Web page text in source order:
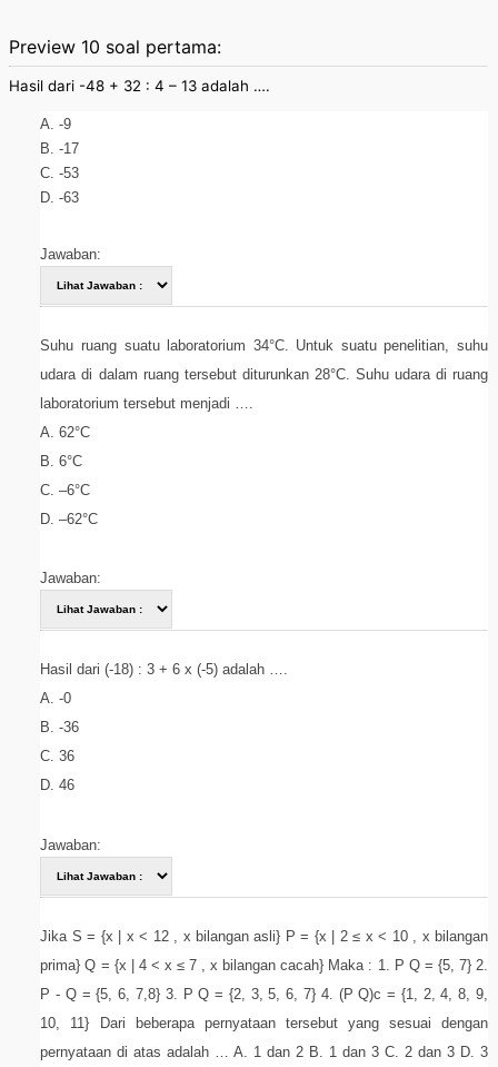
Preview 10 soal pertama:
Hasil dari -48 + 32 : 4 – 13 adalah ….
A. -9
B. -17
C. -53
D. -63
Jawaban:
Suhu ruang suatu laboratorium 34°C. Untuk suatu penelitian, suhu
udara di dalam ruang tersebut diturunkan 28°C. Suhu udara di ruang
laboratorium tersebut menjadi ….
A. 62°C
B. 6°C
C. –6°C
D. –62°C
Jawaban:
Hasil dari (-18) : 3 + 6 x (-5) adalah ….
A. -0
B. -36
C. 36
D. 46
Jawaban:
Jika S = {x | x < 12 , x bilangan asli} P = {x | 2 ≤ x < 10 , x bilangan
prima} Q = {x | 4 < x ≤ 7 , x bilangan cacah} Maka : 1. P Q = {5, 7} 2.
P - Q = {5, 6, 7,8} 3. P Q = {2, 3, 5, 6, 7} 4. (P Q)c = {1, 2, 4, 8, 9,
10, 11} Dari beberapa pernyataan tersebut yang sesuai dengan
pernyataan di atas adalah … A. 1 dan 2 B. 1 dan 3 C. 2 dan 3 D. 3